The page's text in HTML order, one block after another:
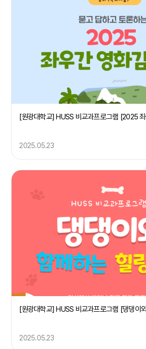
2025.05.23
[원광대학교] HUSS 비교과프로그램 [댕댕이
2025.05.23